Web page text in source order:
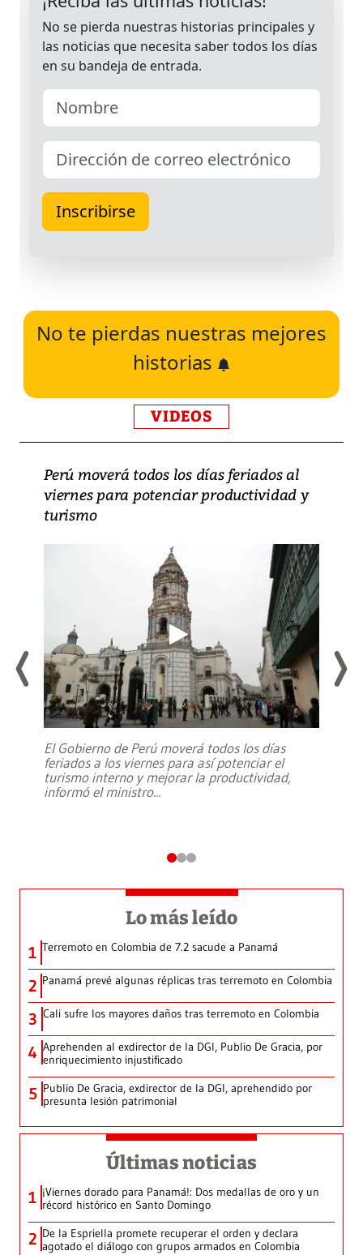
No te pierdas nuestras mejores
historias
VIDEOS
Perú moverá todos los días feriados al
viernes para potenciar productividad y
turismo
El Gobierno de Perú moverá todos los días
feriados a los viernes para así potenciar el
turismo interno y mejorar la productividad,
informó el ministro...
Lo más leído
1 Terremoto en Colombia de 7.2 sacude a Panamá
2 Panamá prevé algunas réplicas tras terremoto en Colombia
3 Cali sufre los mayores daños tras terremoto en Colombia
4 Aprehenden al exdirector de la DGI, Publio De Gracia, por
enriquecimiento injustificado
5 Publio De Gracia, exdirector de la DGI, aprehendido por
presunta lesión patrimonial
Últimas noticias
1 ¡Viernes dorado para Panamá!: Dos medallas de oro y un
récord histórico en Santo Domingo
2 De la Espriella promete recuperar el orden y declara
agotado el diálogo con grupos armados en Colombia